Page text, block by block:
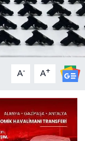
A- A+